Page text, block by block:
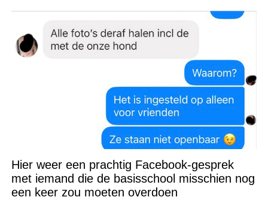
Hier weer een prachtig Facebook-gesprek
met iemand die de basisschool misschien nog
een keer zou moeten overdoen